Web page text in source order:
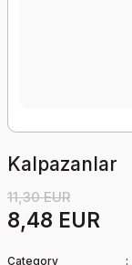
Kalpazanlar
11,30 EUR
8,48 EUR
Category